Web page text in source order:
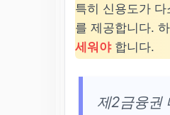
특히 신용도가
를 제공합니다.
세워야합니다.
제2금융권